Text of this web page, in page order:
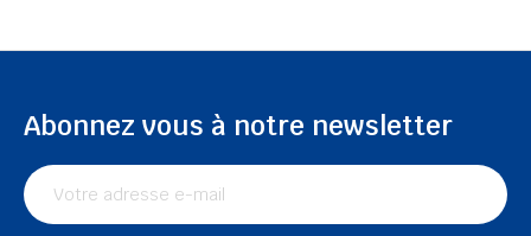
Abonnez vous à notre newsletter